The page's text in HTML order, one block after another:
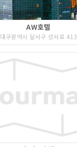
AW호텔
대구광역시 달서구 성서로 413